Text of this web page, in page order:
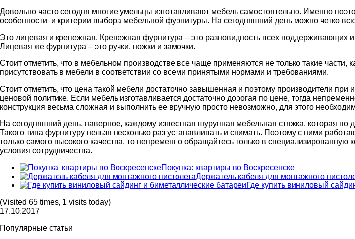
Довольно часто сегодня многие умельцы изготавливают мебель самостоятельно. Именно
особенности и критерии выбора мебельной фурнитуры. На сегодняшний день можно четко
Это лицевая и крепежная. Крепежная фурнитура – это разновидность всех
Лицевая же фурнитура – это ручки, ножки и замочки.
Стоит отметить, что в мебельном производстве все чаще применяются не только такие
присутствовать в мебели в соответствии со всеми принятыми нормами и требованиями.
Стоит отметить, что цена такой мебели достаточно завышенная и поэтому производители
ценовой политике. Если мебель изготавливается достаточно дорогая по цене, тогда
конструкция весьма сложная и выполнить ее вручную просто невозможно, для этого
На сегодняшний день, наверное, каждому известная шурупная мебельная стяжка, которая
Такого типа фурнитуру нельзя несколько раз устанавливать и снимать. Поэтому с ними
только самого высокого качества, то непременно обращайтесь только в
условия сотрудничества.
Покупка: квартиры во Воскресенске
Держатель кабеля для монтажного
Где купить виниловый
(Visited 65 times, 1 visits today)
17.10.2017
Популярные статьи